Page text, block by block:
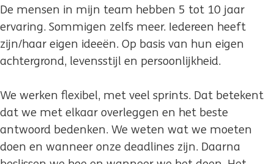
De mensen in mijn team hebben 5 tot 10 jaar
ervaring. Sommigen zelfs meer. Iedereen heeft
zijn/haar eigen ideeën. Op basis van hun eigen
achtergrond, levensstijl en persoonlijkheid.
We werken flexibel, met veel sprints. Dat betekent
dat we met elkaar overleggen en het beste
antwoord bedenken. We weten wat we moeten
doen en wanneer onze deadlines zijn. Daarna